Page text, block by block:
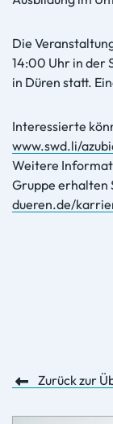
Die
14:00 Uhr in der
in Düren statt.
Interessierte
www.swd.li/
Weitere
Gruppe erhalten
dueren.de/
Zurück zur